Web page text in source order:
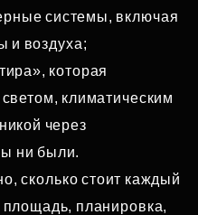
системы, включая
и воздуха;
которая
климатическим
через
ни были.
сколько стоит каждый
планировка,